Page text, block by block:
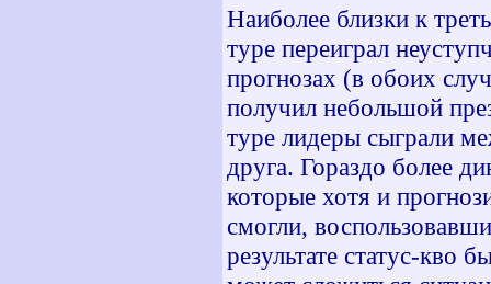
Наиболее близки к
туре переиграл
прогнозах (в обоих
получил небольшой
туре лидеры сыграли
друга. Гораздо более
которые хотя и
смогли,
результате статус-кво